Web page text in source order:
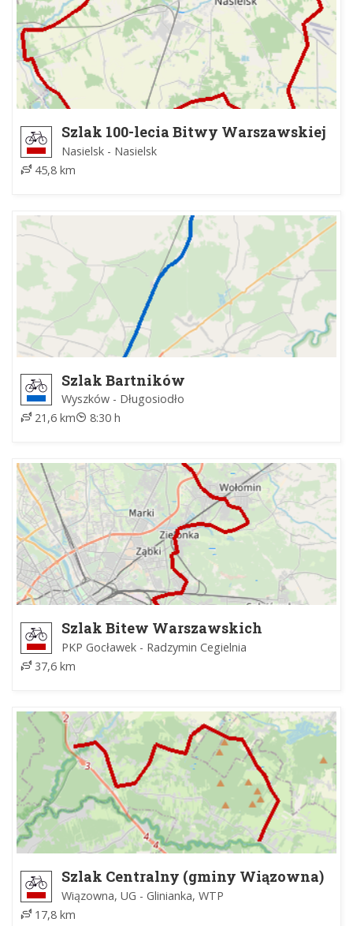
Szlak 100-lecia Bitwy Warszawskiej
1920 r.
Nasielsk - Nasielsk
45,8 km
Szlak Bartników
Wyszków - Długosiodło
21,6 km
8:30 h
Szlak Bitew Warszawskich
PKP Gocławek - Radzymin Cegielnia
37,6 km
Szlak Centralny (gminy Wiązowna)
Wiązowna, UG - Glinianka, WTP
17,8 km